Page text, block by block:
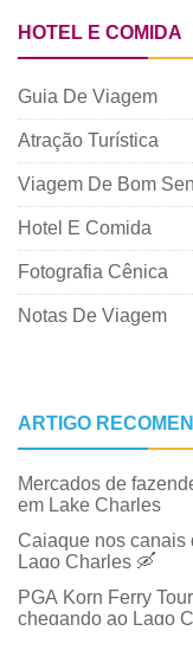
HOTEL E COMIDA
Guia De Viagem
Atração Turística
Viagem De Bom
Hotel E Comida
Fotografia Cênica
Notas De Viagem
ARTIGO
Mercados de
em Lake Charles
Caiaque nos canais
Lago Charles 🛶
PGA Korn Ferry Tour
chegando ao Lago